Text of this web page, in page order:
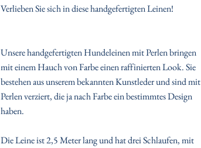
Verlieben Sie sich in diese handgefertigten Leinen!
Unsere handgefertigten Hundeleinen mit Perlen bringen
mit einem Hauch von Farbe einen raffinierten Look. Sie
bestehen aus unserem bekannten Kunstleder und sind mit
Perlen verziert, die ja nach Farbe ein bestimmtes Design
haben.
Die Leine ist 2,5 Meter lang und hat drei Schlaufen, mit